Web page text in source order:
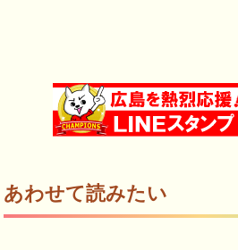
あわせて読みたい